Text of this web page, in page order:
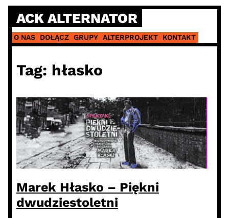
Skip
content
ACK ALTERNATOR
O NAS DOŁĄCZ GRUPY ALTERPROJEKT KONTAKT
Tag: hłasko
Marek Hłasko – Piękni
dwudziestoletni